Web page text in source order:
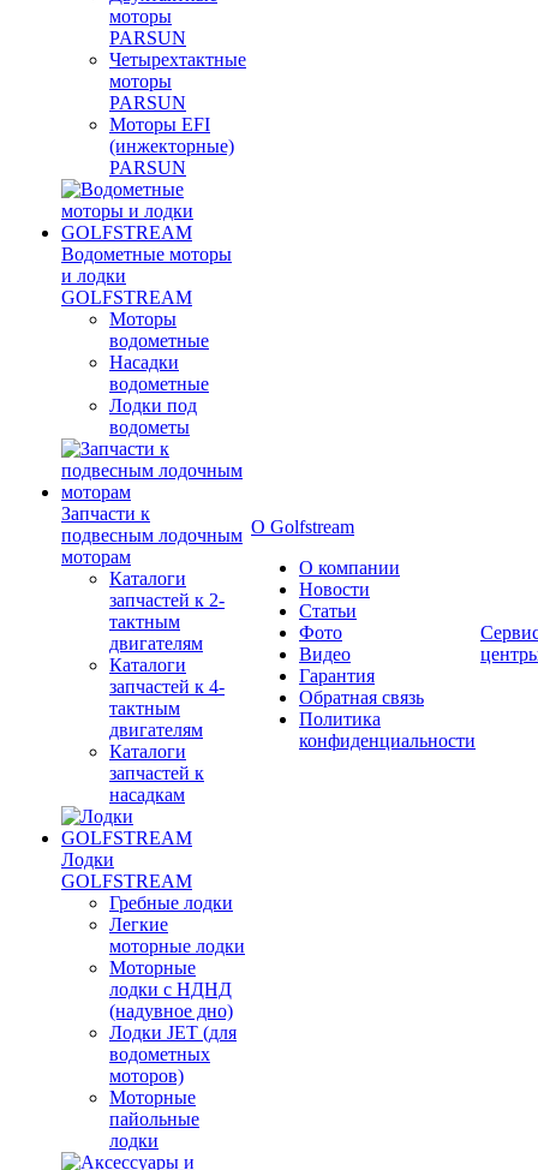
моторы
PARSUN
Четырехтактные
моторы
PARSUN
Моторы EFI
(инжекторные)
PARSUN
Водометные моторы
и лодки
GOLFSTREAM
Моторы
водометные
Насадки
водометные
Лодки под
водометы
Запчасти к
подвесным лодочным
моторам
Каталоги
запчастей к 2-
тактным
двигателям
Каталоги
запчастей к 4-
тактным
двигателям
Каталоги
запчастей к
насадкам
Лодки
GOLFSTREAM
Гребные лодки
Легкие
моторные лодки
Моторные
лодки с НДНД
(надувное дно)
Лодки JET (для
водометных
моторов)
Моторные
пайольные
лодки
О Golfstream
О компании
Новости
Статьи
Фото
Видео
Гарантия
Обратная связь
Политика
конфиденциальности